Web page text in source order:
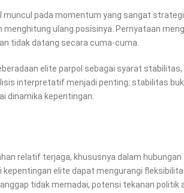
pada momentum yang sangat
ulang posisinya. Pernyataan
tidak datang secara cuma-cuma.
elite parpol sebagai syarat stabilitas,
interpretatif menjadi penting: stabilitas
dinamika kepentingan.
relatif terjaga, khususnya dalam hubungan
elite dapat mengurangi
tidak memadai, potensi tekanan politik